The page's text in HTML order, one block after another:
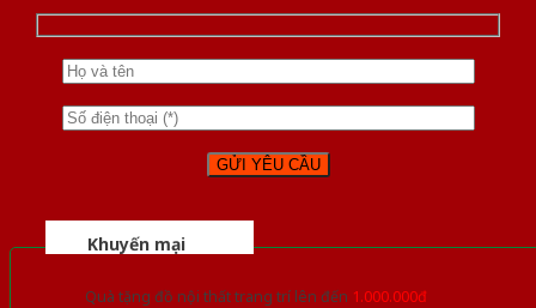
Khuyến mại
Quà tặng đồ nội thất trang trí lên đến 1.000.000đ